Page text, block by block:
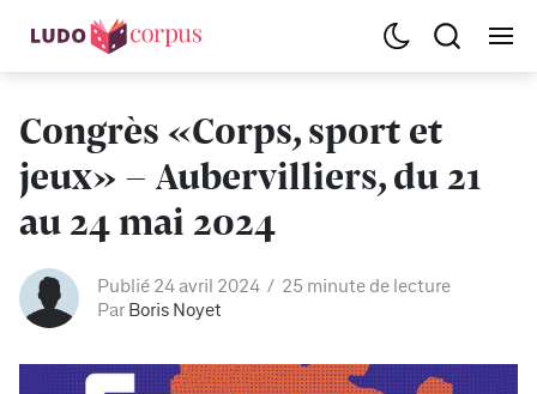
Congrès «Corps, sport et
jeux» - Aubervilliers, du 21
au 24 mai 2024
Publié 24 avril 2024
25 minute de lecture
Par Boris Noyet